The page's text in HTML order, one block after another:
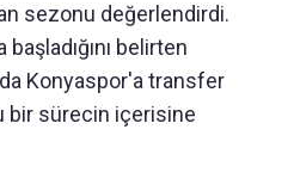
sezonu değerlendirdi.
belirten
Konyaspor'a transfer
bir sürecin içerisine